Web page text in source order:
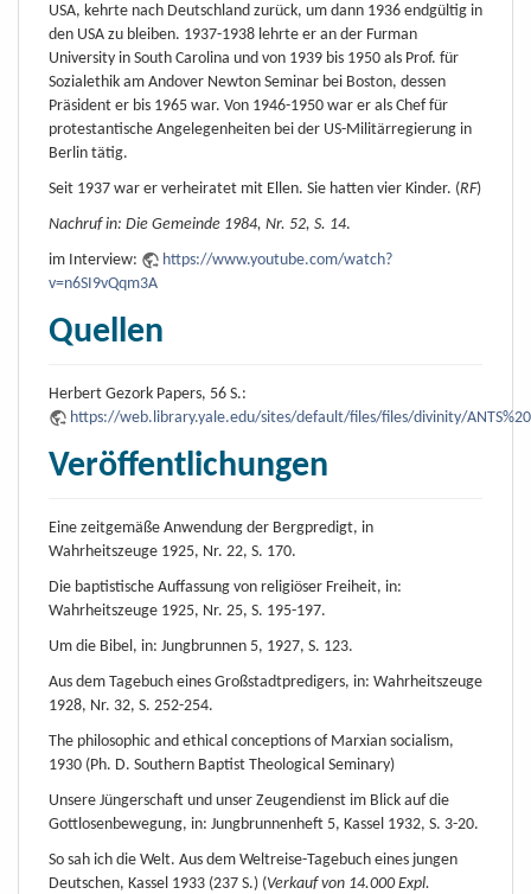
USA, kehrte nach Deutschland zurück, um dann 1936 endgültig in
den USA zu bleiben. 1937-1938 lehrte er an der Furman
University in South Carolina und von 1939 bis 1950 als Prof. für
Sozialethik am Andover Newton Seminar bei Boston, dessen
Präsident er bis 1965 war. Von 1946-1950 war er als Chef für
protestantische Angelegenheiten bei der US-Militärregierung in
Berlin tätig.
Seit 1937 war er verheiratet mit Ellen. Sie hatten vier Kinder. (RF)
Nachruf in: Die Gemeinde 1984, Nr. 52, S. 14.
im Interview:
https://www.youtube.com/watch?
v=n6SI9vQqm3A
Quellen
Herbert Gezork Papers, 56 S.:
https://web.library.yale.edu/sites/default/files/files/divinity/
Veröffentlichungen
Eine zeitgemäße Anwendung der Bergpredigt, in
Wahrheitszeuge 1925, Nr. 22, S. 170.
Die baptistische Auffassung von religiöser Freiheit, in:
Wahrheitszeuge 1925, Nr. 25, S. 195-197.
Um die Bibel, in: Jungbrunnen 5, 1927, S. 123.
Aus dem Tagebuch eines Großstadtpredigers, in: Wahrheitszeuge
1928, Nr. 32, S. 252-254.
The philosophic and ethical conceptions of Marxian socialism,
1930 (Ph. D. Southern Baptist Theological Seminary)
Unsere Jüngerschaft und unser Zeugendienst im Blick auf die
Gottlosenbewegung, in: Jungbrunnenheft 5, Kassel 1932, S. 3-20.
So sah ich die Welt. Aus dem Weltreise-Tagebuch eines jungen
Deutschen, Kassel 1933 (237 S.) (Verkauf von 14.000 Expl.